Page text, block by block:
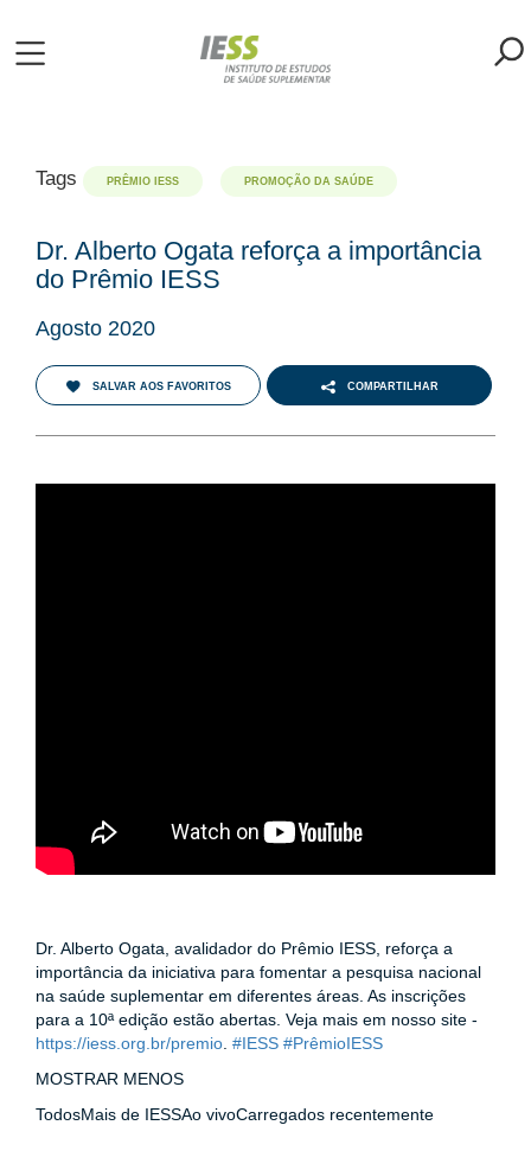
para
Tags PRÊMIO IESS PROMOÇÃO DA SAÚDE
Dr. Alberto Ogata reforça a importância
do Prêmio IESS
Agosto 2020
SALVAR AOS FAVORITOS COMPARTILHAR
Dr. Alberto Ogata, avalidador do Prêmio IESS, reforça a
importância da iniciativa para fomentar a pesquisa nacional
na saúde suplementar em diferentes áreas. As inscrições
para a 10ª edição estão abertas. Veja mais em nosso site -
https://iess.org.br/premio #IESS #PrêmioIESS
MOSTRAR MENOS
TodosMais de IESSAo vivoCarregados recentemente